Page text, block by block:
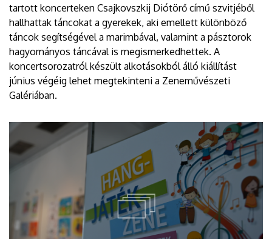
tartott koncerteken Csajkovszkij Diótörő című szvitjéből
hallhattak táncokat a gyerekek, aki emellett különböző
táncok segítségével a marimbával, valamint a pásztorok
hagyományos táncával is megismerkedhettek. A
koncertsorozatról készült alkotásokból álló kiállítást
június végéig lehet megtekinteni a Zeneművészeti
Galériában.